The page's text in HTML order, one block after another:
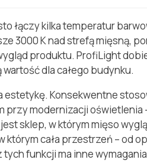
łączy kilka temperatur
3000 K nad strefą mięsną,
produktu. ProfiLight
dla całego budynku.
Konsekwentne
modernizacji oświetlenia
sklep, w którym mięso
cała przestrzeń – od
funkcji ma inne